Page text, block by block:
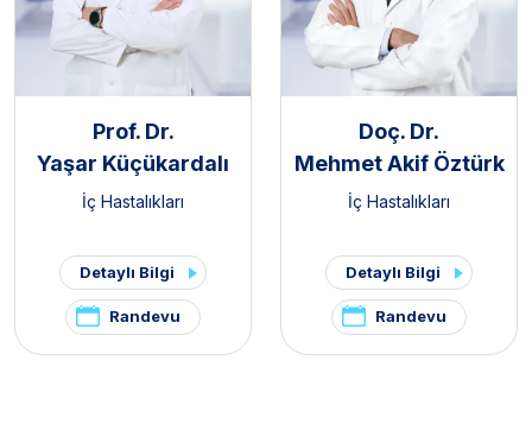
Prof. Dr.
Yaşar Küçükardalı
İç Hastalıkları
Detaylı Bilgi
Randevu
Doç. Dr.
Mehmet Akif Öztürk
İç Hastalıkları
Detaylı Bilgi
Randevu